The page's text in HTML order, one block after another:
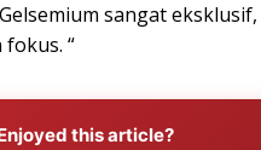
sangat
“
this article?